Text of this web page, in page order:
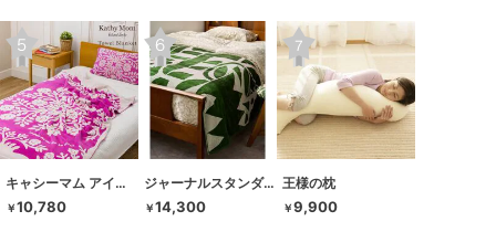
キャシーマム アイランドスタイル
￥10,780
ジャーナルスタンダードファニチャー
￥14,300
王様の枕
￥9,900